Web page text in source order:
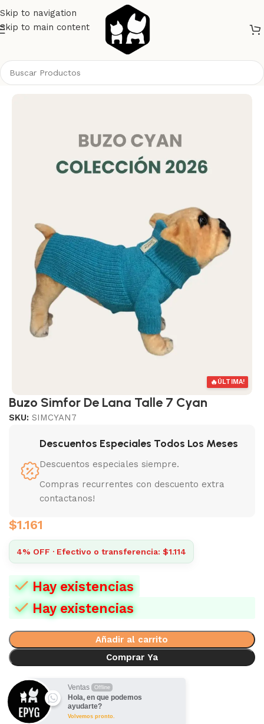
Skip to navigation
Skip to main content
🔥ÚLTIMA!
Buzo Simfor De Lana Talle 7 Cyan
SKU: SIMCYAN7
Descuentos Especiales Todos Los Meses
Descuentos especiales siempre.
Compras recurrentes con descuento extra
contactanos!
$1.161
4% OFF · Efectivo o transferencia: $1.114
Hay existencias
Hay existencias
Añadir al carrito
Comprar Ya
Ventas Offline
Hola, en que podemos
ayudarte?
Volvemos pronto.